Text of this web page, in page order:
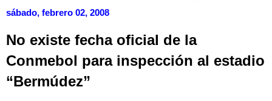
sábado, febrero 02, 2008
No existe fecha oficial de la
Conmebol para inspección al estadio
“Bermúdez”